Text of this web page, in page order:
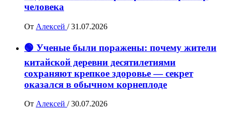
человека
От Алексей / 31.07.2026
🟢 Ученые были поражены: почему жители
китайской деревни десятилетиями
сохраняют крепкое здоровье — секрет
оказался в обычном корнеплоде
От Алексей / 30.07.2026